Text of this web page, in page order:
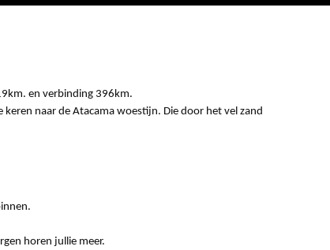
en verbinding 396km.
naar de Atacama woestijn. Die door het vel zand
horen jullie meer.